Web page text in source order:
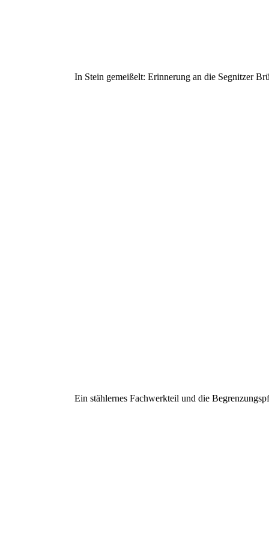
In Stein gemeißelt: Erinnerung an die Segnitzer
Ein stählernes Fachwerkteil und die